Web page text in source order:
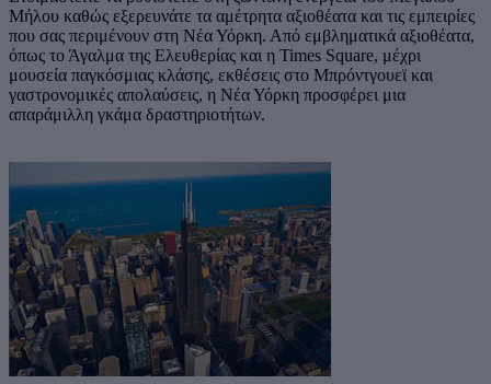
Μήλου καθώς εξερευνάτε τα αμέτρητα αξιοθέατα και τις εμπειρίες
που σας περιμένουν στη Νέα Υόρκη. Από εμβληματικά αξιοθέατα,
όπως το Άγαλμα της Ελευθερίας και η Times Square, μέχρι
μουσεία παγκόσμιας κλάσης, εκθέσεις στο Μπρόντγουεϊ και
γαστρονομικές απολαύσεις, η Νέα Υόρκη προσφέρει μια
απαράμιλλη γκάμα δραστηριοτήτων.